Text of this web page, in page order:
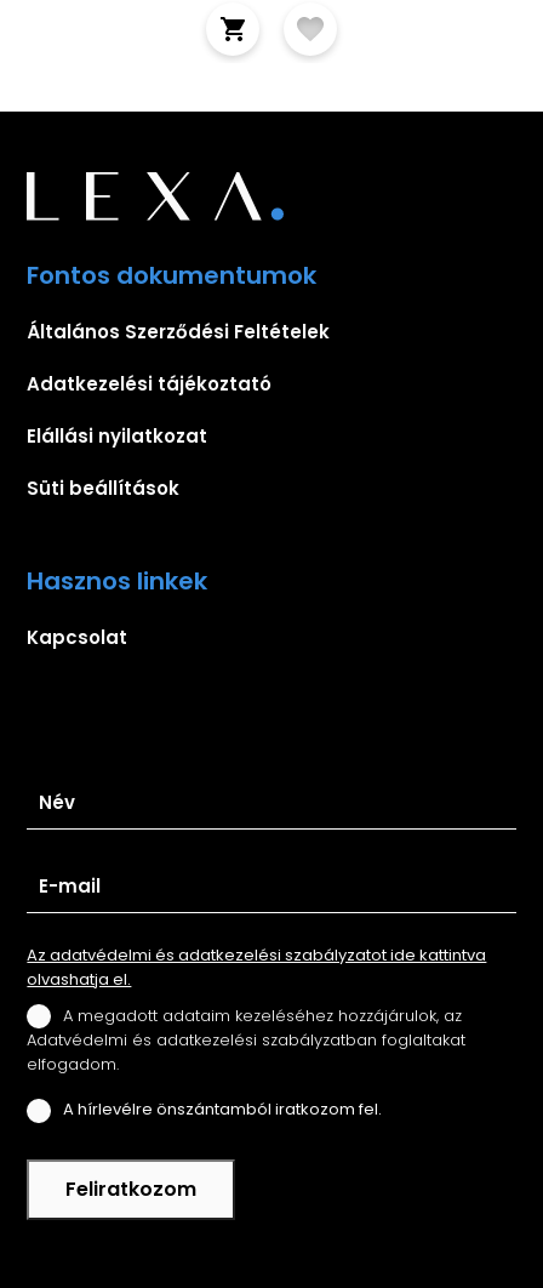
Fontos dokumentumok
Általános Szerződési Feltételek
Adatkezelési tájékoztató
Elállási nyilatkozat
Süti beállítások
Hasznos linkek
Kapcsolat
Az adatvédelmi és adatkezelési szabályzatot ide kattintva
olvashatja el.
A megadott adataim kezeléséhez hozzájárulok, az
Adatvédelmi és adatkezelési szabályzatban foglaltakat
elfogadom.
A hírlevélre önszántamból iratkozom fel.
Feliratkozom